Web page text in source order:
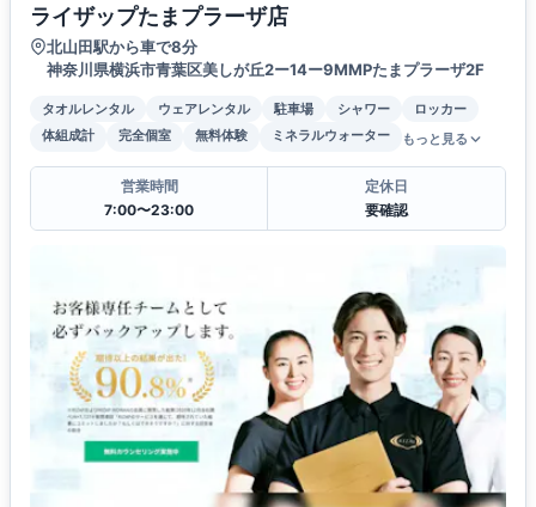
ライザップたまプラーザ店
北山田駅から車で8分
神奈川県横浜市青葉区美しが丘2ー14ー9MMPたまプラーザ2F
タオルレンタル ウェアレンタル 駐車場 シャワー
ロッカー
体組成計
完全個室 無料体験 ミネラルウォーター もっと見る
営業時間
7:00〜23:00
定休日
要確認